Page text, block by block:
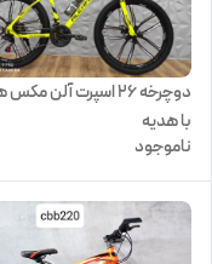
دوچرخه 26 اسپرت آلن
با هدیه
ناموجود